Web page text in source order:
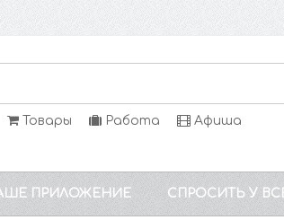
Товары Работа Афиша
ПРИЛОЖЕНИЕ СПРОСИТЬ У